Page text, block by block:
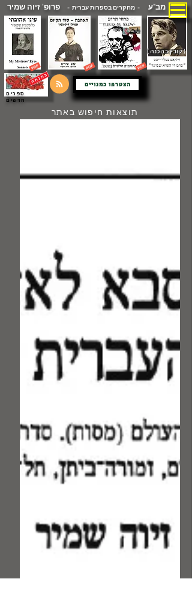
מב"ע - מחקרים בספרות עברית -פרופ' זיוה שמיר
( קובץ בהכנה )
הצטרפו כמנויים
ספרים
חדשים
תוצאות חיפוש באתר